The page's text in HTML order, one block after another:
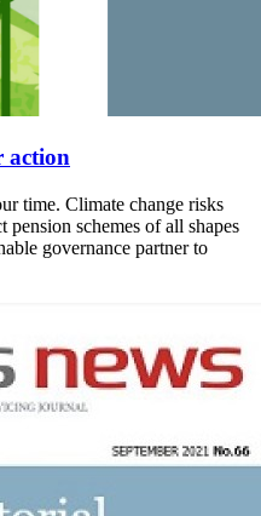
action
time. Climate change risks
schemes of all shapes
governance partner to